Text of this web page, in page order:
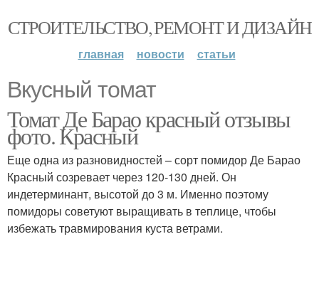
СТРОИТЕЛЬСТВО, РЕМОНТ И ДИЗАЙН
главная новости статьи
Вкусный томат
Томат Де Барао красный отзывы
фото. Красный
Еще одна из разновидностей – сорт помидор Де Барао
Красный созревает через 120-130 дней. Он
индетерминант, высотой до 3 м. Именно поэтому
помидоры советуют выращивать в теплице, чтобы
избежать травмирования куста ветрами.